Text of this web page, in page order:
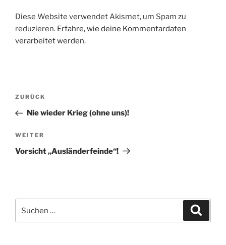
Diese Website verwendet Akismet, um Spam zu
reduzieren. Erfahre, wie deine Kommentardaten
verarbeitet werden.
Beitragsnavigation
Vorheriger
Beitrag
ZURÜCK
Nie wieder Krieg (ohne uns)!
Nächster
Beitrag
WEITER
Vorsicht „Ausländerfeinde“!
nach: